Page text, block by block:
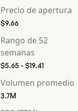
Precio de apertura
$9.66
Rango de 52
semanas
$5.65 - $19.41
Volumen promedio
3.7M